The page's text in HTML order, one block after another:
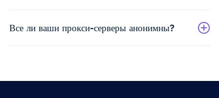
Все ли ваши прокси-серверы анонимны?